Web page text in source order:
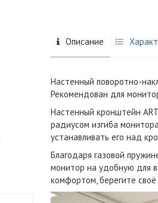
Описание
Настенный поворотно-
Рекомендован для
Настенный кронштейн
радиусом изгиба
устанавливать его над
Благодаря газовой
монитор на удобную для
комфортом, берегите